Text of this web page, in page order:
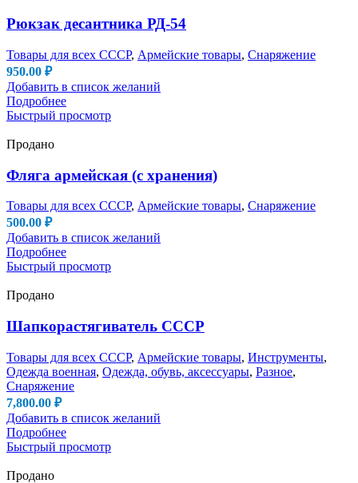
Рюкзак десантника РД-54
Товары для всех СССР, Армейские товары, Снаряжение
950.00 ₽
Добавить в список желаний
Подробнее
Быстрый просмотр
Продано
Фляга армейская (с хранения)
Товары для всех СССР, Армейские товары, Снаряжение
500.00 ₽
Добавить в список желаний
Подробнее
Быстрый просмотр
Продано
Шапкорастягиватель СССР
Товары для всех СССР, Армейские товары, Инструменты,
Одежда военная, Одежда, обувь, аксессуары, Разное,
Снаряжение
7,800.00 ₽
Добавить в список желаний
Подробнее
Быстрый просмотр
Продано